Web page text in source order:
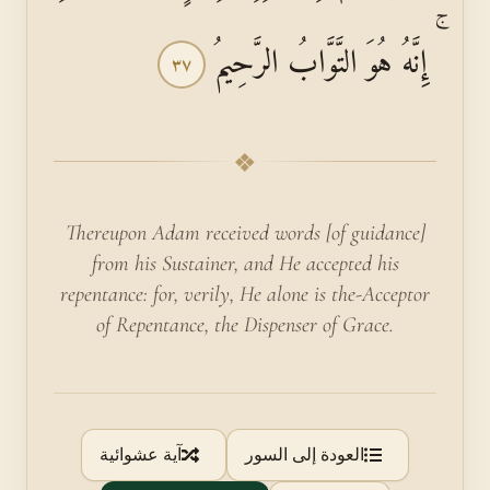
ۚ إِنَّهُ هُوَ التَّوَّابُ الرَّحِيمُ ٣٧
❖
Thereupon Adam received words [of guidance]
from his Sustainer, and He accepted his
repentance: for, verily, He alone is the-Acceptor
of Repentance, the Dispenser of Grace.
العودة إلى السور آية عشوائية